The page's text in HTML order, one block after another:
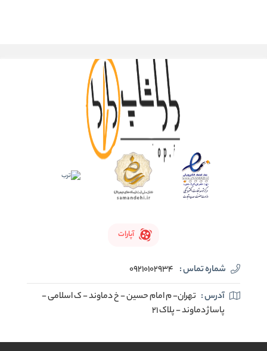
آپارات
شماره تماس : 09210102934
آدرس : تهران- م امام حسین - خ دماوند - ک اسلامی -
پاساژ دماوند - پلاک 21